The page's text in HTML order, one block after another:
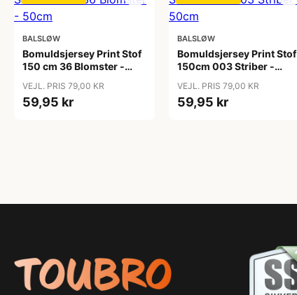
BALSLØW
Bomuldsjersey Print Stof
150 cm 36 Blomster -
VEJL. PRIS 79,00 KR
59,95 kr
BALSLØW
Bomuldsjersey Print Stof
150cm 003 Striber -
VEJL. PRIS 79,00 KR
59,95 kr